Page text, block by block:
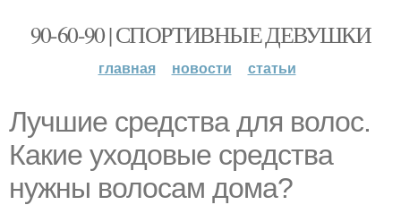
90-60-90 | СПОРТИВНЫЕ ДЕВУШКИ
главная новости статьи
Лучшие средства для волос.
Какие уходовые средства
нужны волосам дома?